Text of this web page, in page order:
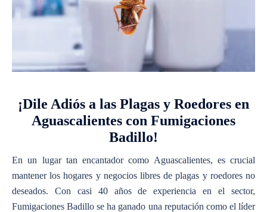
¡Dile Adiós a las Plagas y Roedores en
Aguascalientes con Fumigaciones
Badillo!
En un lugar tan encantador como Aguascalientes, es crucial
mantener los hogares y negocios libres de plagas y roedores no
deseados. Con casi 40 años de experiencia en el sector,
Fumigaciones Badillo se ha ganado una reputación como el líder